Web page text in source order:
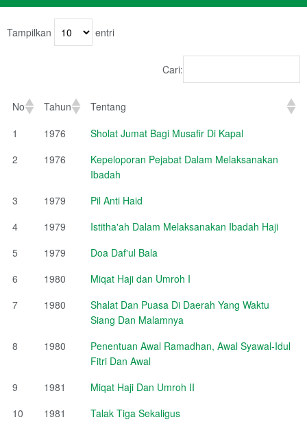
Tampilkan entri
Cari:
No Tahun
Tentang
No
Tahun Tentang
1 1976
Sholat Jumat Bagi Musafir Di Kapal
2
1976
Kepeloporan Pejabat Dalam Melaksanakan
Ibadah
3
1979
Pil Anti Haid
4
1979
Istitha'ah Dalam Melaksanakan Ibadah Haji
5
1979
Doa Daf'ul Bala
6
1980
Miqat Haji dan Umroh I
7
1980
Shalat Dan Puasa Di Daerah Yang Waktu
Siang Dan Malamnya
8
1980
Penentuan Awal Ramadhan, Awal Syawal-Idul
Fitri Dan Awal
9
1981
Miqat Haji Dan Umroh II
10
1981 Talak Tiga Sekaligus